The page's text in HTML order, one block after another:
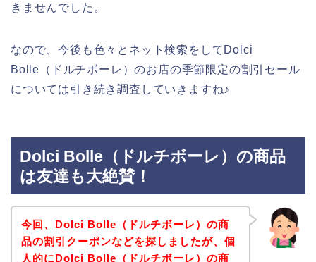
きませんでした。
なので、今後も色々とネット検索をしてDolci
Bolle（ドルチボーレ）のお店の季節限定の割引セール
については引き続き調査していきますね♪
Dolci Bolle（ドルチボーレ）の商品
は友達も大絶賛！
今回、Dolci Bolle（ドルチボーレ）の商
品の割引クーポンなどを探しましたが、個
人的にDolci Bolle（ドルチボーレ）の商